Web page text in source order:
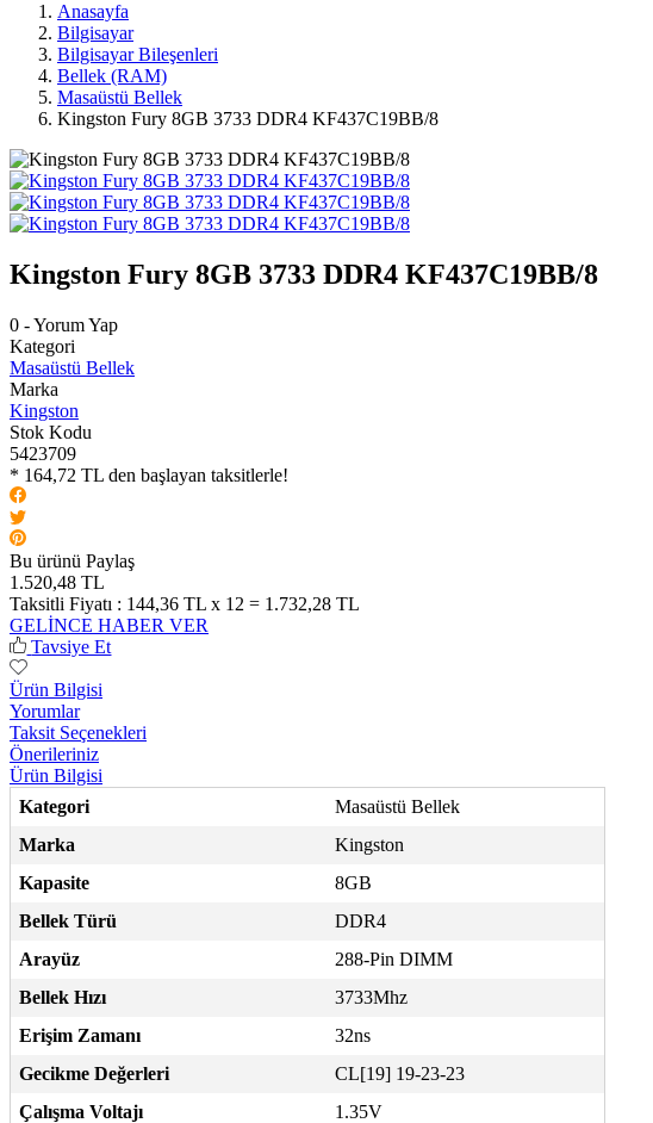
Anasayfa
Bilgisayar
Bilgisayar Bileşenleri
Bellek (RAM)
Masaüstü Bellek
Kingston Fury 8GB 3733 DDR4 KF437C19BB/8
Kingston Fury 8GB 3733 DDR4 KF437C19BB/8
0 - Yorum Yap
Kategori
Masaüstü Bellek
Marka
Kingston
Stok Kodu
5423709
* 164,72 TL den başlayan taksitlerle!
Bu ürünü Paylaş
1.520,48 TL
Taksitli Fiyatı : 144,36 TL x 12 = 1.732,28 TL
GELİNCE HABER VER
Tavsiye Et
Ürün Bilgisi
Yorumlar
Taksit Seçenekleri
Önerileriniz
Ürün Bilgisi
Kategori
Masaüstü Bellek
Marka
Kingston
Kapasite
8GB
Bellek Türü
DDR4
Arayüz
288-Pin DIMM
Bellek Hızı
3733Mhz
Erişim Zamanı
32ns
Gecikme Değerleri
CL[19] 19-23-23
Çalışma Voltajı
1.35V